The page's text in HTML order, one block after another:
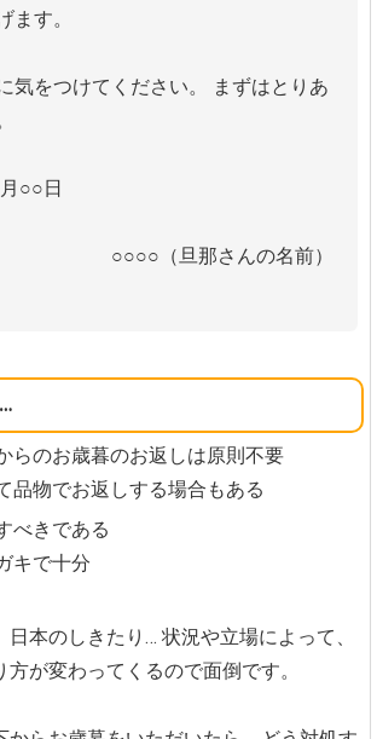
ます。
気をつけてください。
まずはとりあ
○○日
○○○○（旦那さんの名前）
らのお歳暮のお返しは原則不要
品物でお返しする場合もある
べきである
キで十分
日本のしきたり… 状況や立場によって、
が変わってくるので面倒です。